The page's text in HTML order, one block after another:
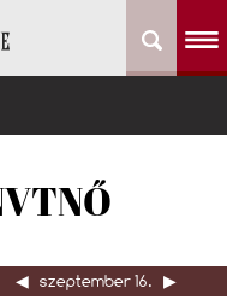
◀︎ szeptember 16. ▶︎